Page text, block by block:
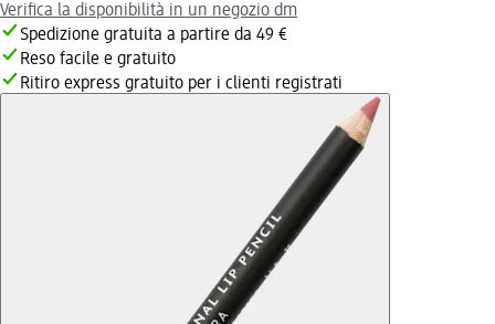
Verifica la disponibilità in un negozio dm
Spedizione gratuita a partire da 49 €
Reso facile e gratuito
Ritiro express gratuito per i clienti registrati